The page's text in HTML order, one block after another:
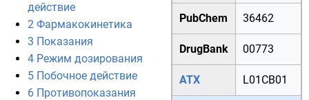
PubChem 36462
DrugBank 00773
АТХ L01CB01
действие
2 Фармакокинетика
3 Показания
4 Режим дозирования
5 Побочное действие
6 Противопоказания